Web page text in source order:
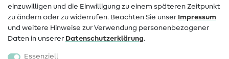
Beliebt
Stoffe
einzuwilligen und die Einwilligung zu einem späteren Zeitpunkt
zu ändern oder zu widerrufen. Beachten Sie unser Impressum
und weitere Hinweise zur Verwendung personenbezogener
Daten in unserer Daten­schutz­erklärung.
Essenziell